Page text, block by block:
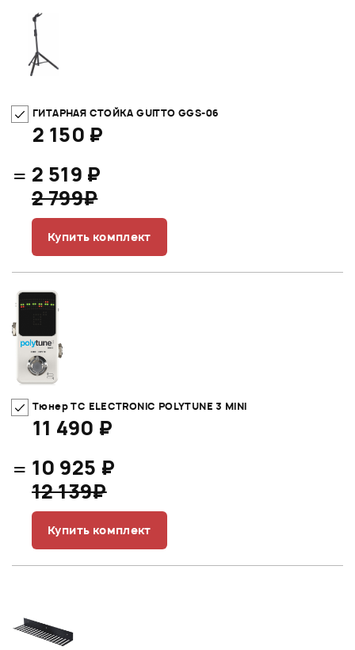
ГИТАРНАЯ СТОЙКА GUITTO GGS-06
2 150 ₽
= 2 519 ₽
2 799₽
Купить комплект
Тюнер TC ELECTRONIC POLYTUNE 3 MINI
11 490 ₽
= 10 925 ₽
12 139₽
Купить комплект